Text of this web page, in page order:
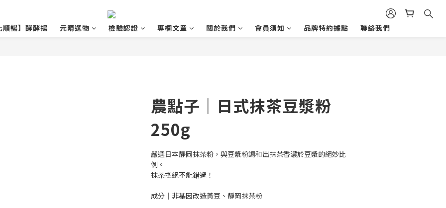
順暢】酵酵揚 元晴選物 檢驗認證 專欄文章 關於我們 會員須知 品牌特約據點 聯絡我們
農點子｜日式抹茶豆漿粉
250g
嚴選日本靜岡抹茶粉，與豆漿粉調和出抹茶香濃於豆漿的絕妙比
例。
抹茶控絕不能錯過！
成分｜非基因改造黃豆、靜岡抹茶粉